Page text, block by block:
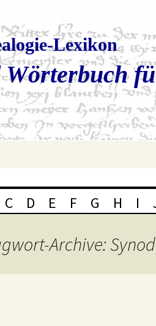
Lexikon
Wörterbuch
C D E F G H I
Archive: